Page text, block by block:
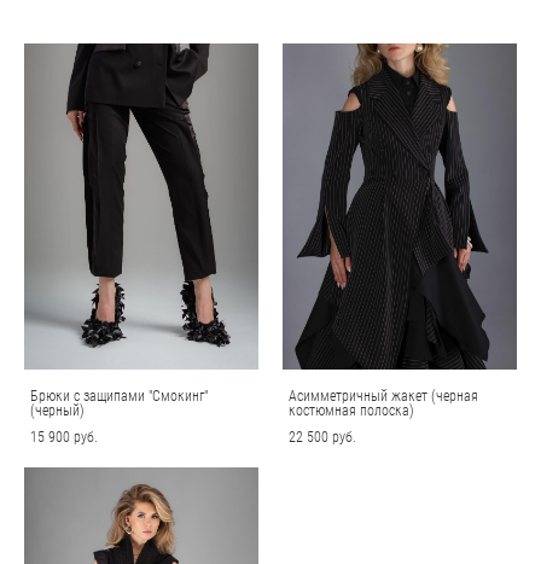
Брюки с защипами "Смокинг"
(черный)
15 900 pуб.
Асимметричный жакет (черная
костюмная полоска)
22 500 pуб.